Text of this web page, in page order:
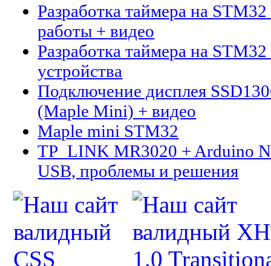
Разработка таймера на
работы + видео
Разработка таймера на
устройства
Подключение дисплея
(Maple Mini) + видео
Maple mini STM32
TP_LINK MR3020 + Arduino
USB, проблемы и решения